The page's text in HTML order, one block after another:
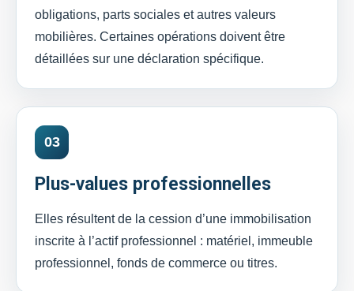
obligations, parts sociales et autres valeurs
mobilières. Certaines opérations doivent être
détaillées sur une déclaration spécifique.
03
Plus-values professionnelles
Elles résultent de la cession d’une immobilisation
inscrite à l’actif professionnel : matériel, immeuble
professionnel, fonds de commerce ou titres.